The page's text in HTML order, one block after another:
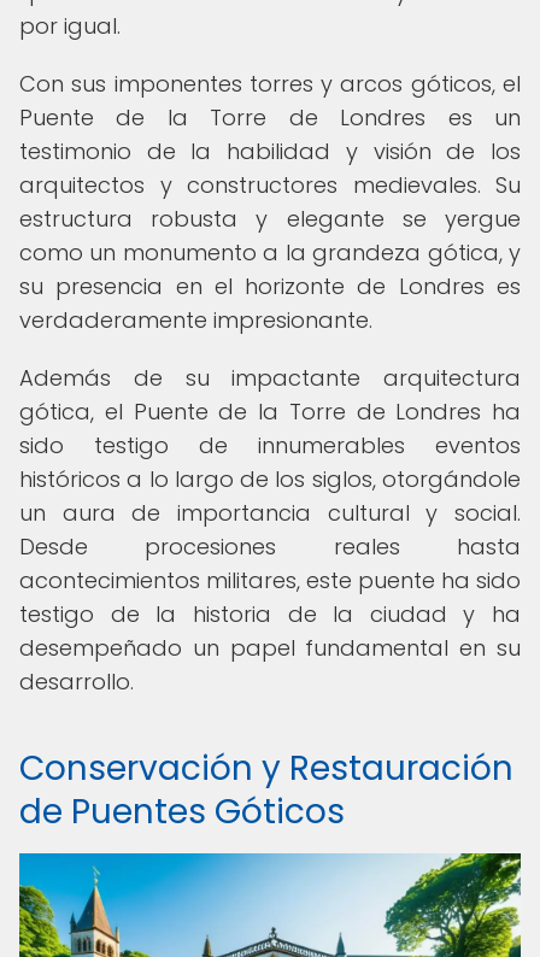
por igual.
Con sus imponentes torres y arcos góticos, el
Puente de la Torre de Londres es un
testimonio de la habilidad y visión de los
arquitectos y constructores medievales. Su
estructura robusta y elegante se yergue
como un monumento a la grandeza gótica, y
su presencia en el horizonte de Londres es
verdaderamente impresionante.
Además de su impactante arquitectura
gótica, el Puente de la Torre de Londres ha
sido testigo de innumerables eventos
históricos a lo largo de los siglos, otorgándole
un aura de importancia cultural y social.
Desde procesiones reales hasta
acontecimientos militares, este puente ha sido
testigo de la historia de la ciudad y ha
desempeñado un papel fundamental en su
desarrollo.
Conservación y Restauración
de Puentes Góticos